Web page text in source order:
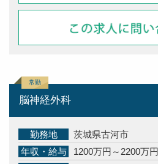
脳神経外科
勤務地
茨城県古河市
年収・給与
1200万円～2200万円